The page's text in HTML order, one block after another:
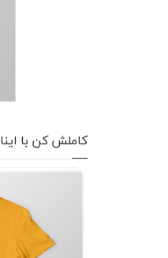
کاملش کن با اینا